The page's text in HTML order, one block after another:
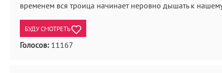
временем вся троица начинает неровно дышать к
БУДУ СМОТРЕТЬ
Голосов: 11167